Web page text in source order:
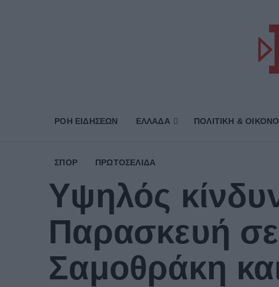
ΡΟΗ ΕΙΔΗΣΕΩΝ ΕΛΛΑΔΑ ΠΟΛΙΤΙΚΗ &
ΣΠΟΡ ΠΡΩΤΟΣΈΛΙΔΑ
Υψηλός
Παρασκευή
Σαμοθράκη